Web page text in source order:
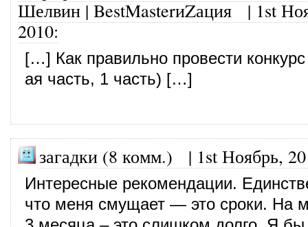
Шелвин | BestMasterиZация|1st
2010:
[…] Как правильно провести
ая часть, 1 часть) […]
загадки (8 комм.) | 1st Ноябрь,
Интересные рекомендации.
что меня смущает — это сроки. На